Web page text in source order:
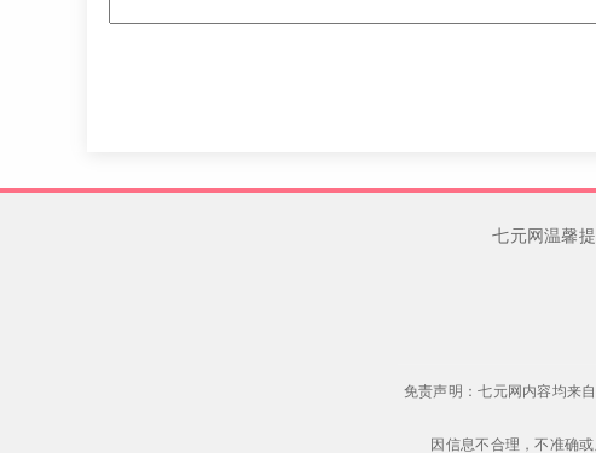
七元网温馨
免责声明：七元网内容均来
因信息不合理，不准确